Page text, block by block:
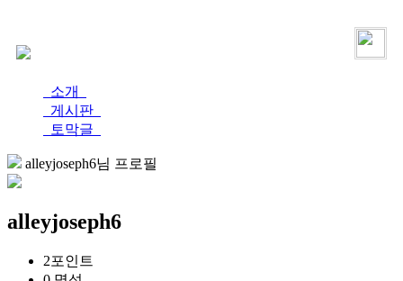
소개
게시판
토막글
alleyjoseph6님 프로필
alleyjoseph6
2포인트